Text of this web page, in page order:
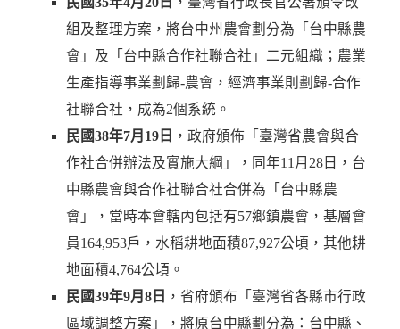
組及整理方案，將台中州農會劃分為「台中縣農
會」及「台中縣合作社聯合社」二元組織；農業
生產指導事業劃歸-農會，經濟事業則劃歸-合作
社聯合社，成為2個系統。
民國38年7月19日 ，政府頒佈「臺灣省農會與合
作社合併辦法及實施大綱」，同年11月28日，台
中縣農會與合作社聯合社合併為「台中縣農
會」，當時本會轄內包括有57鄉鎮農會，基層會
員164,953戶，水稻耕地面積87,927公頃，其他耕
地面積4,764公頃。
民國39年9月8日 ，省府頒布「臺灣省各縣市行政
區域調整方案」，將原台中縣劃分為：台中縣、